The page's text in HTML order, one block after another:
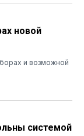
новой
и возможной
системой